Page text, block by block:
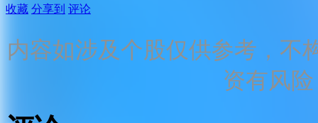
收藏 分享到 评论
内容如涉及个股仅供参考，不
资有风